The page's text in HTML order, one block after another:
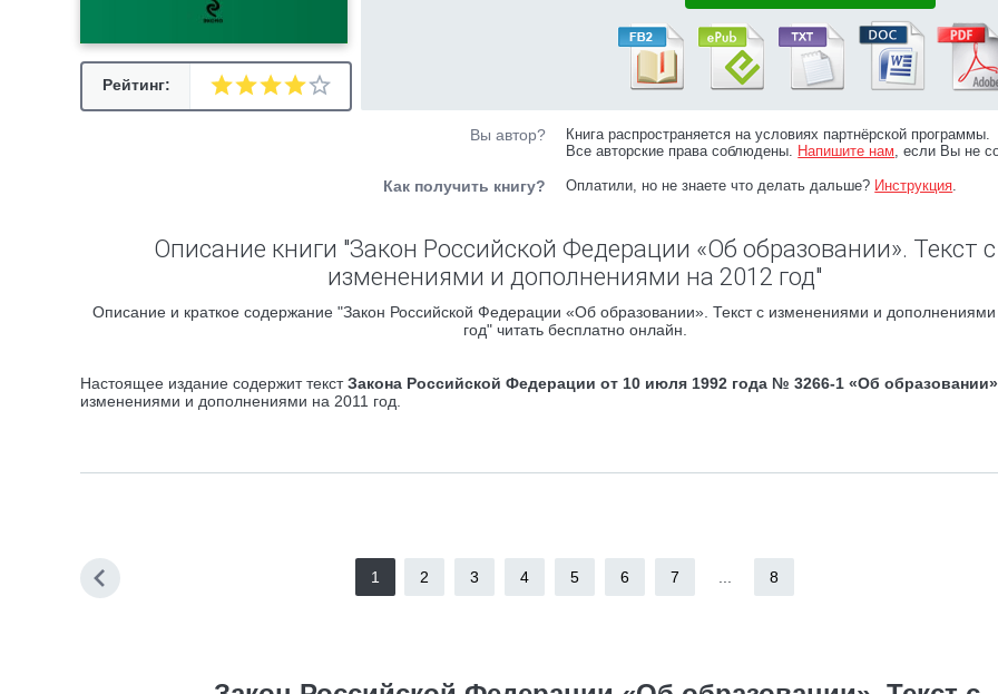
Рейтинг:
Вы автор?
Книга распространяется на условиях партнёрской программы.
Все авторские права соблюдены. Напишите нам, если Вы не
Как получить книгу? Оплатили, но не знаете что делать дальше? Инструкция.
Описание книги "Закон Российской Федерации «Об образовании». Текст с
изменениями и дополнениями на 2012 год"
Описание и краткое содержание "Закон Российской Федерации «Об образовании». Текст с изменениями и
год" читать бесплатно онлайн.
Настоящее издание содержит текстЗакона Российской Федерации от 10 июля 1992 года № 3266-1 «Об образовании»
изменениями и дополнениями на 2011 год.
1 2 3 4 5 6 7 8